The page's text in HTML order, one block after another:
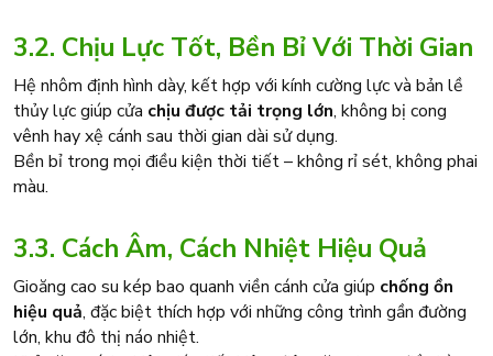
3.2. Chịu Lực Tốt, Bền Bỉ Với Thời Gian
Hệ nhôm định hình dày, kết hợp với kính cường lực và bản lề
thủy lực giúp cửa chịu được tải trọng lớn, không bị cong
vênh hay xệ cánh sau thời gian dài sử dụng.
Bền bỉ trong mọi điều kiện thời tiết – không rỉ sét, không phai
màu.
3.3. Cách Âm, Cách Nhiệt Hiệu Quả
Gioăng cao su kép bao quanh viền cánh cửa giúp chống ồn
hiệu quả, đặc biệt thích hợp với những công trình gần đường
lớn, khu đô thị náo nhiệt.